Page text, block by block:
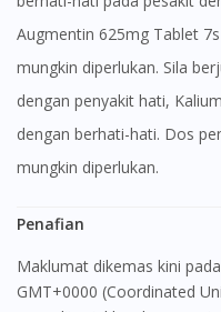
Augmentin 625mg Tablet
mungkin diperlukan. Sila
dengan penyakit hati,
dengan berhati-hati. Dos
mungkin diperlukan.
Penafian
Maklumat dikemas kini pada: Thu Aug 06 2026 04:59:06
GMT+0000 (Coordinated